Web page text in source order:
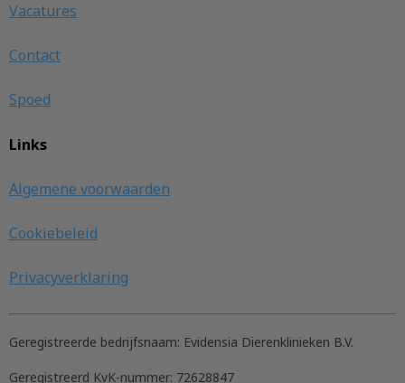
Vacatures
Contact
Spoed
Links
Algemene voorwaarden
Cookiebeleid
Privacyverklaring
Geregistreerde bedrijfsnaam: Evidensia Dierenklinieken B.V.
Geregistreerd KvK-nummer: 72628847